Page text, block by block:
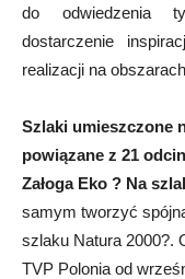
do odwiedzenia
dostarczenie
realizacji na
Szlaki umieszczone
powiązane z 21
Załoga Eko ? Na
samym tworzyć
szlaku Natura 2000?.
TVP Polonia od